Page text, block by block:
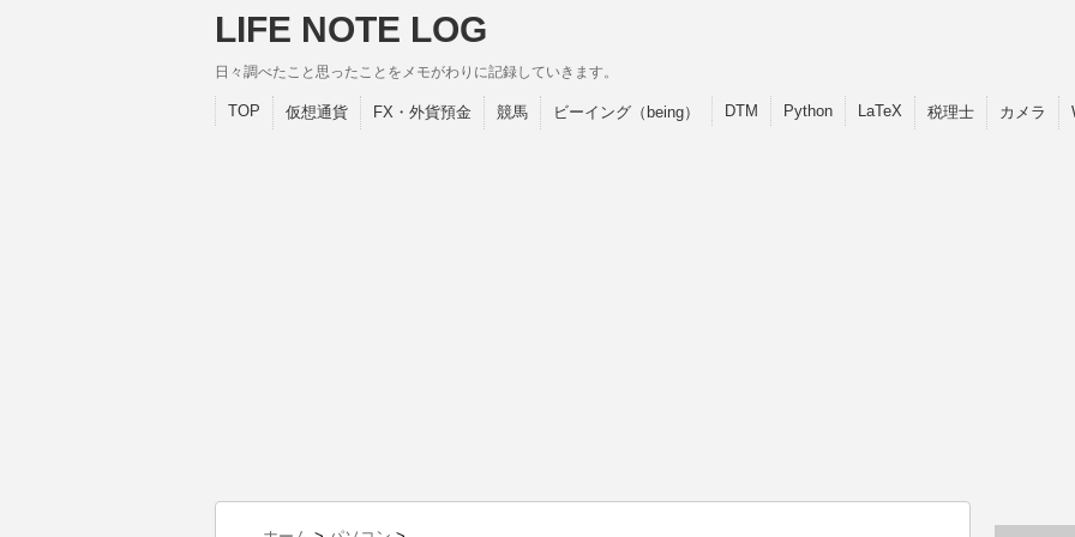
LIFE NOTE LOG
日々調べたこと思ったことをメモがわりに記録していきます。
TOP 仮想通貨 FX・外貨預金 競馬 ビーイング（being） DTM Python LaTeX 税理士 カメラ